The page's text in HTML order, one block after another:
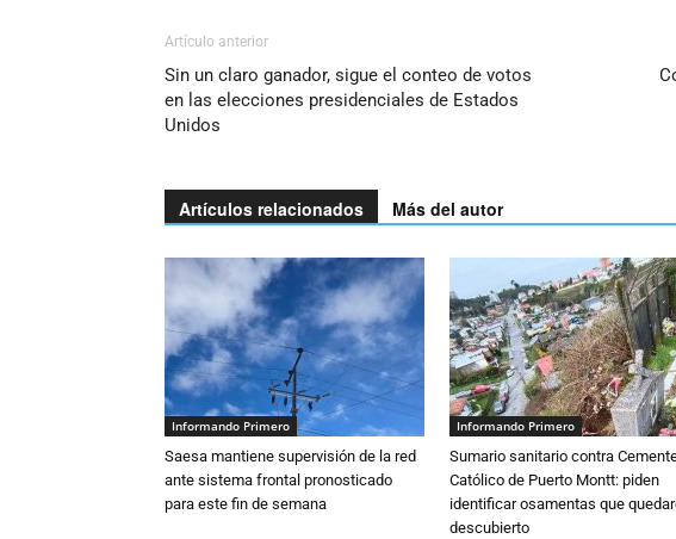
Artículo anterior
Sin un claro ganador, sigue el conteo de votos
en las elecciones presidenciales de Estados
Unidos
Artículos relacionados Más del autor
Informando Primero
Saesa mantiene supervisión de la red
ante sistema frontal pronosticado
para este fin de semana
Informando Primero
Sumario sanitario contra
Católico de Puerto Montt: piden
identificar osamentas que
descubierto